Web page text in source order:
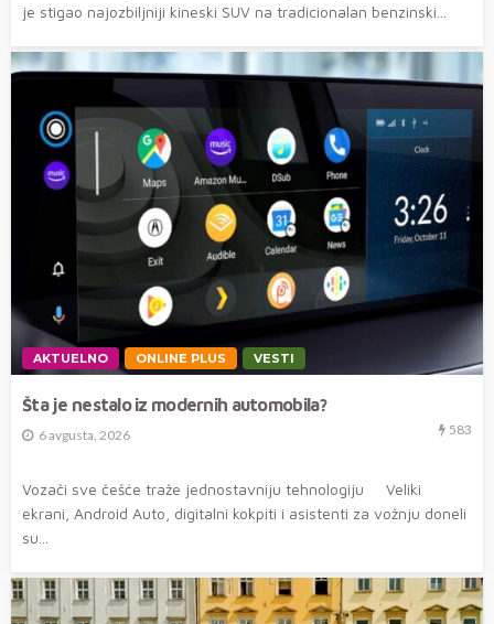
je stigao najozbiljniji kineski SUV na tradicionalan benzinski...
AKTUELNO ONLINE PLUS VESTI
Šta je nestalo iz modernih automobila?
6 avgusta, 2026 583
Vozači sve češće traže jednostavniju tehnologiju Veliki
ekrani, Android Auto, digitalni kokpiti i asistenti za vožnju doneli
su...